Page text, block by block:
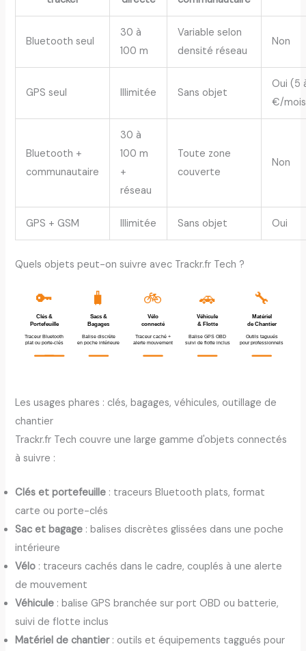
Bluetooth seul
30 à
100 m
Variable selon
densité réseau
Non
GPS seul Illimitée Sans objet
Oui (5
€/
Bluetooth +
communautaire
30 à
100 m
+
réseau
Toute zone
couverte
Non
GPS + GSM Illimitée Sans objet Oui
Quels objets peut-on suivre avec Trackr.fr Tech ?
🔑
Clés &
Portefeuille
Traceur Bluetooth
plat ou porte-clés
🧳
Sacs &
Bagages
Balise discrète
en poche intérieure
🚲
Vélo
connecté
Traceur caché +
alerte mouvement
🚗
Véhicule
& Flotte
Balise GPS OBD
suivi de flotte inclus
🔧
Matériel
de Chantier
Outils taguués
pour professionnels
Les usages phares : clés, bagages, véhicules, outillage de
chantier
Trackr.fr Tech couvre une large gamme d'objets connectés
à suivre :
Clés et portefeuille : traceurs Bluetooth plats, format
carte ou porte-clés
Sac et bagage : balises discrètes glissées dans une poche
intérieure
Vélo : traceurs cachés dans le cadre, couplés à une alerte
de mouvement
Véhicule : balise GPS branchée sur port OBD ou batterie,
suivi de flotte inclus
Matériel de chantier: outils et équipements taggués pour